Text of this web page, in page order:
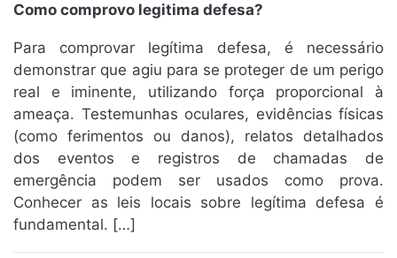
Como comprovo legitima defesa?
Para comprovar legítima defesa, é necessário
demonstrar que agiu para se proteger de um perigo
real e iminente, utilizando força proporcional à
ameaça. Testemunhas oculares, evidências físicas
(como ferimentos ou danos), relatos detalhados
dos eventos e registros de chamadas de
emergência podem ser usados como prova.
Conhecer as leis locais sobre legítima defesa é
fundamental. […]